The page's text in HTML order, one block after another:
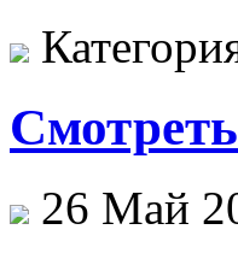
26 Май